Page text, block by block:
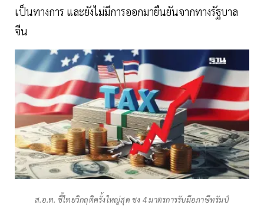
เป็นทางการ และยังไม่มีการออกมายืนยันจากทางรัฐบาล
จีน
ส.อ.ท. ชี้ไทยวิกฤติครั้งใหญ่สุด ชง 4 มาตรการรับมือภาษีทรัมป์